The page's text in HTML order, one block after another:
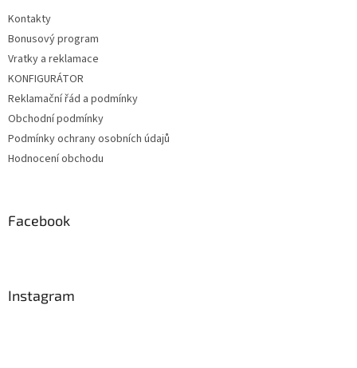
Kontakty
Bonusový program
Vratky a reklamace
KONFIGURÁTOR
Reklamační řád a podmínky
Obchodní podmínky
Podmínky ochrany osobních údajů
Hodnocení obchodu
Facebook
Instagram